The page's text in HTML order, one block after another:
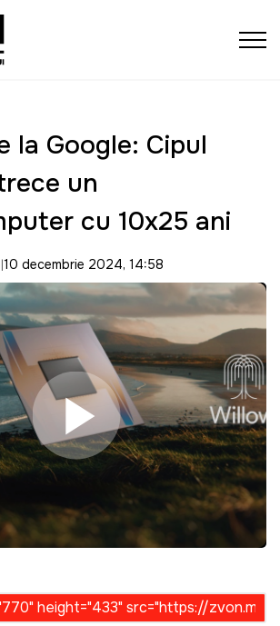
la Google: Cipul
un
cu 10x25 ani
10 decembrie 2024, 14:58
Play Video